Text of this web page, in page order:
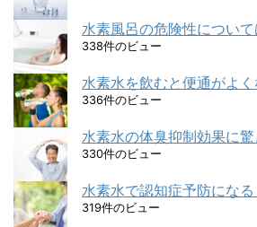
水素風呂の危険性につい
338件のビュー
水素水を飲むと便通がよく
336件のビュー
水素水の体臭抑制効果に驚
330件のビュー
水素水で認知症予防になる
319件のビュー